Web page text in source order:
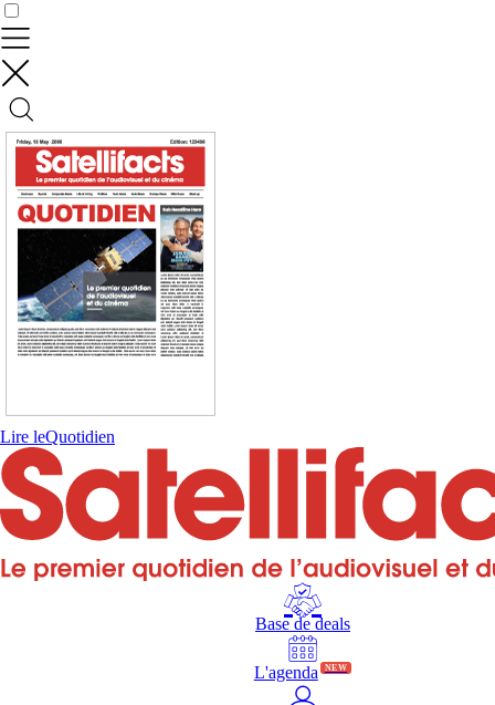
Lire leQuotidien
Base de deals
L'agenda NEW
Contrôler vos données